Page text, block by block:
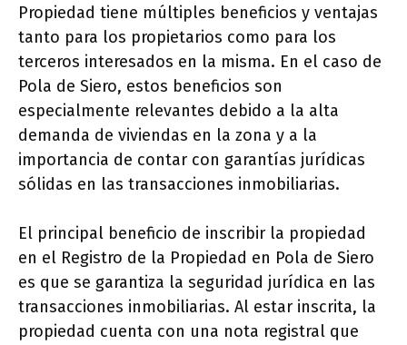
Propiedad tiene múltiples beneficios y ventajas
tanto para los propietarios como para los
terceros interesados en la misma. En el caso de
Pola de Siero, estos beneficios son
especialmente relevantes debido a la alta
demanda de viviendas en la zona y a la
importancia de contar con garantías jurídicas
sólidas en las transacciones inmobiliarias.
El principal beneficio de inscribir la propiedad
en el Registro de la Propiedad en Pola de Siero
es que se garantiza la seguridad jurídica en las
transacciones inmobiliarias. Al estar inscrita, la
propiedad cuenta con una nota registral que